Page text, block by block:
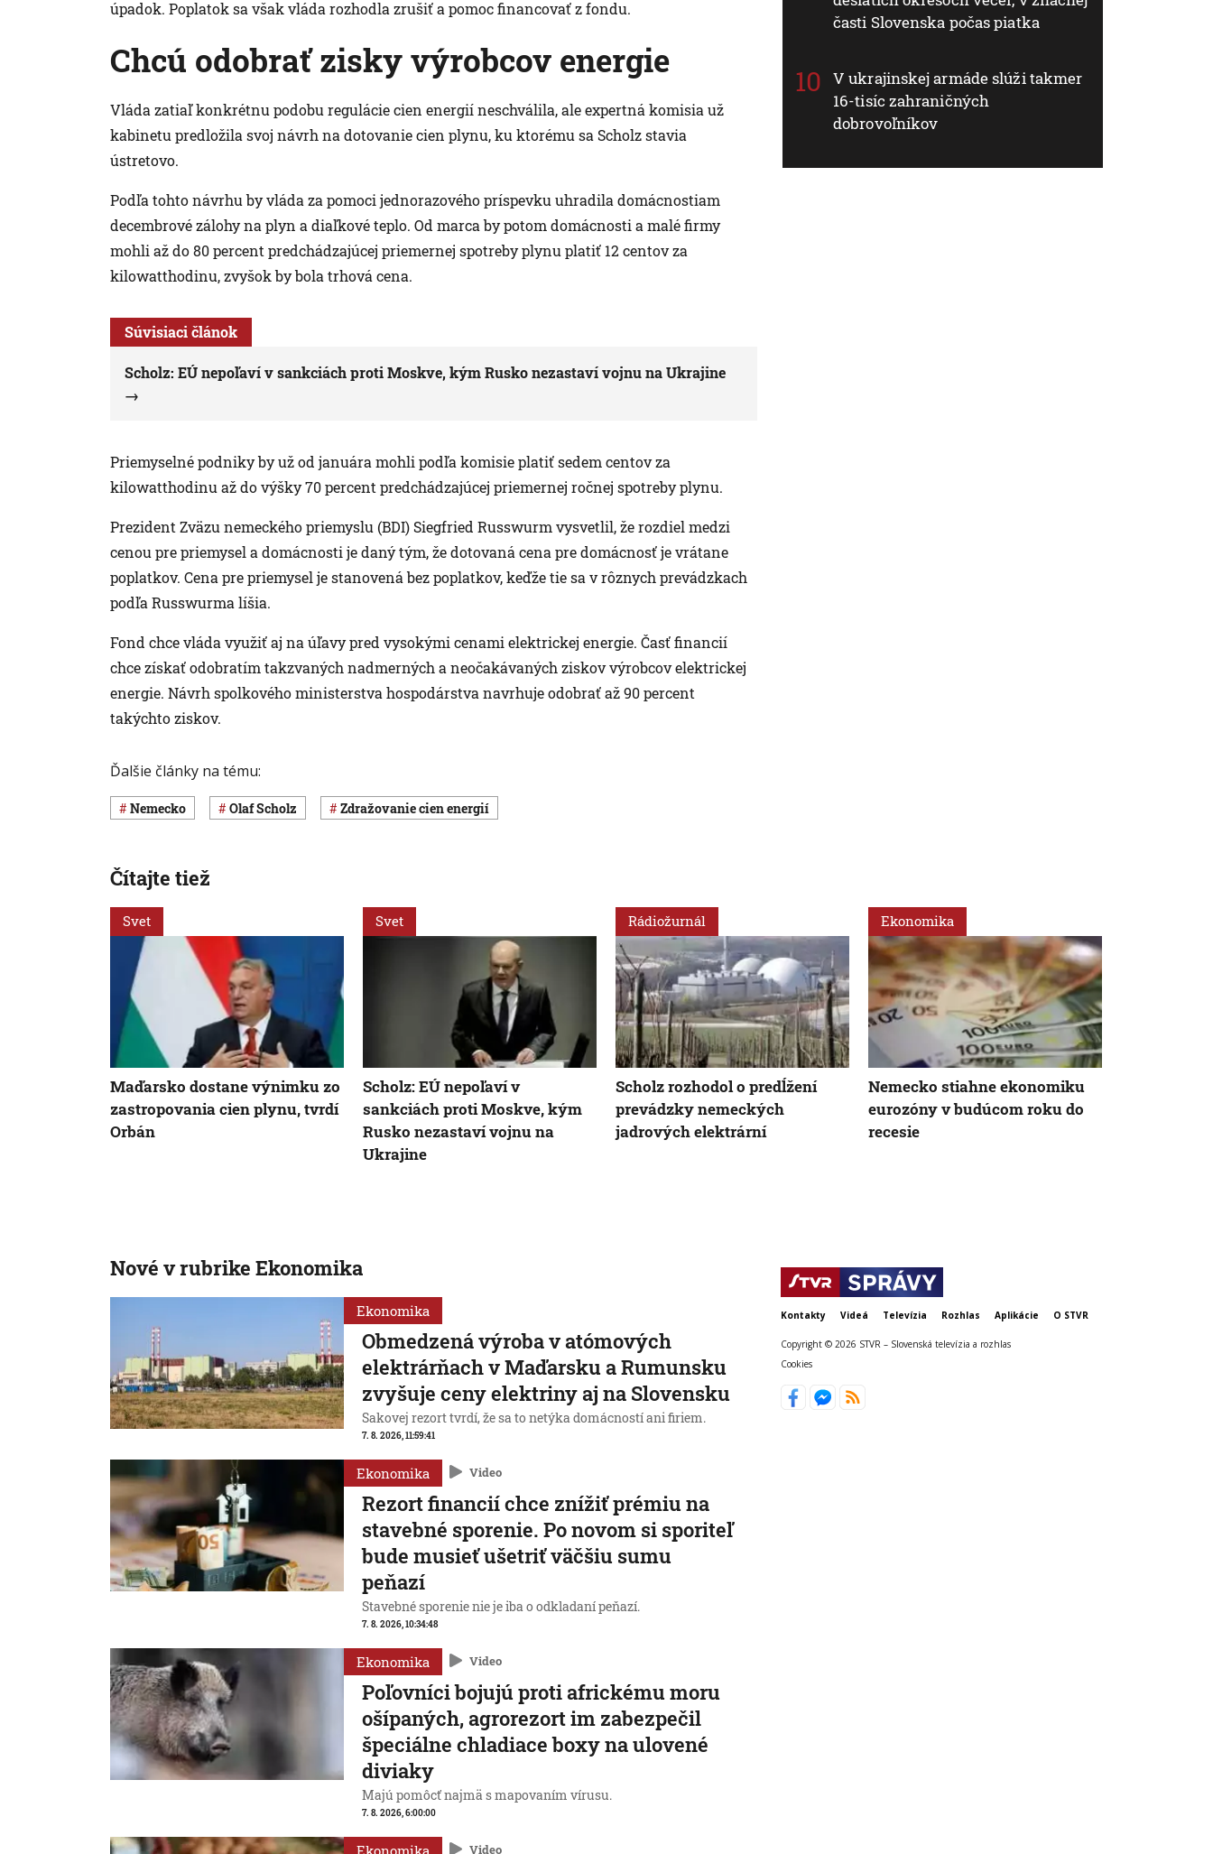
úpadok. Poplatok sa však vláda rozhodla zrušiť a pomoc financovať z fondu.
Chcú odobrať zisky výrobcov energie
Vláda zatiaľ konkrétnu podobu regulácie cien energií neschválila, ale expertná komisia už
kabinetu predložila svoj návrh na dotovanie cien plynu, ku ktorému sa Scholz stavia
ústretovo.
Podľa tohto návrhu by vláda za pomoci jednorazového príspevku uhradila domácnostiam
decembrové zálohy na plyn a diaľkové teplo. Od marca by potom domácnosti a malé firmy
mohli až do 80 percent predchádzajúcej priemernej spotreby plynu platiť 12 centov za
kilowatthodinu, zvyšok by bola trhová cena.
Súvisiaci článok
Scholz: EÚ nepoľaví v sankciách proti Moskve, kým Rusko nezastaví vojnu na Ukrajine
Priemyselné podniky by už od januára mohli podľa komisie platiť sedem centov za
kilowatthodinu až do výšky 70 percent predchádzajúcej priemernej ročnej spotreby plynu.
Prezident Zväzu nemeckého priemyslu (BDI) Siegfried Russwurm vysvetlil, že rozdiel medzi
cenou pre priemysel a domácnosti je daný tým, že dotovaná cena pre domácnosť je vrátane
poplatkov. Cena pre priemysel je stanovená bez poplatkov, keďže tie sa v rôznych prevádzkach
podľa Russwurma líšia.
Fond chce vláda využiť aj na úľavy pred vysokými cenami elektrickej energie. Časť financií
chce získať odobratím takzvaných nadmerných a neočakávaných ziskov výrobcov elektrickej
energie. Návrh spolkového ministerstva hospodárstva navrhuje odobrať až 90 percent
takýchto ziskov.
Ďalšie články na tému:
Nemecko Olaf Scholz zdražovanie cien energií
časti Slovenska počas piatka
V ukrajinskej armáde slúži takmer
16-tisíc zahraničných
dobrovoľníkov
Čítajte tiež
Svet
Maďarsko dostane výnimku zo
zastropovania cien plynu, tvrdí
Orbán
Svet
Scholz: EÚ nepoľaví v
sankciách proti Moskve, kým
Rusko nezastaví vojnu na
Ukrajine
Rádiožurnál
Scholz rozhodol o predĺžení
prevádzky nemeckých
jadrových elektrární
Ekonomika
Nemecko stiahne ekonomiku
eurozóny v budúcom roku do
recesie
Nové v rubrike Ekonomika
Ekonomika
Obmedzená výroba v atómových
elektrárňach v Maďarsku a Rumunsku
zvyšuje ceny elektriny aj na Slovensku
Sakovej rezort tvrdí, že sa to netýka domácností ani firiem.
7. 8. 2026, 11:59:41
Ekonomika Video
Rezort financií chce znížiť prémiu na
stavebné sporenie. Po novom si sporiteľ
bude musieť ušetriť väčšiu sumu
peňazí
Stavebné sporenie nie je iba o odkladaní peňazí.
7. 8. 2026, 10:34:48
Ekonomika Video
Poľovníci bojujú proti africkému moru
ošípaných, agrorezort im zabezpečil
špeciálne chladiace boxy na ulovené
diviaky
Majú pomôcť najmä s mapovaním vírusu.
7. 8. 2026, 6:00:00
Ekonomika Video
Kontakty Videá Televízia Rozhlas Aplikácie O STVR
Copyright © 2026 STVR – Slovenská televízia a rozhlas
Cookies